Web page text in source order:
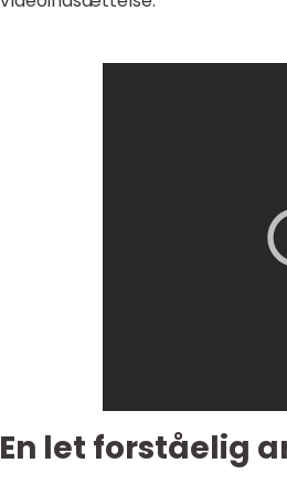
En let forståelig